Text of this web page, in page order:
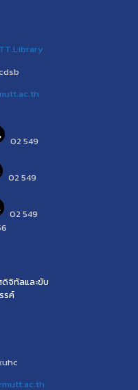
02 549
02 549
02 549
ดิจิทัลและขับ
รค์